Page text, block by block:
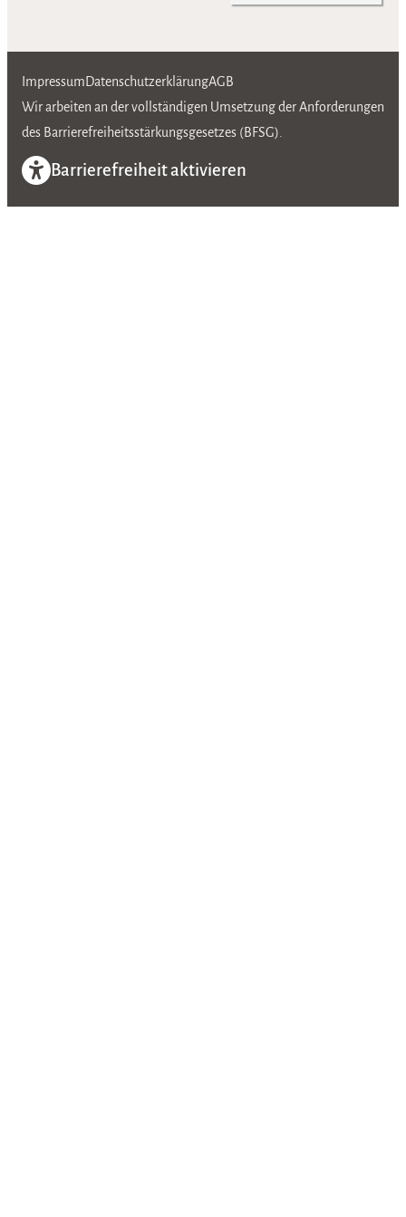
ImpressumDatenschutzerklärungAGB
Wir arbeiten an der vollständigen Umsetzung der Anforderungen
des Barrierefreiheitsstärkungsgesetzes (BFSG).
Barrierefreiheit aktivieren